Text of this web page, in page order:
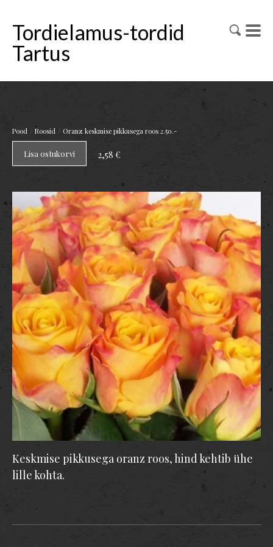
Tordielamus-tordid
Tartus
Pood / Roosid / Oranz keskmise pikkusega roos 2.50.-
Keskmise pikkusega oranz roos, hind kehtib ühe
lille kohta.
Lisa ostukorvi 2,58 €